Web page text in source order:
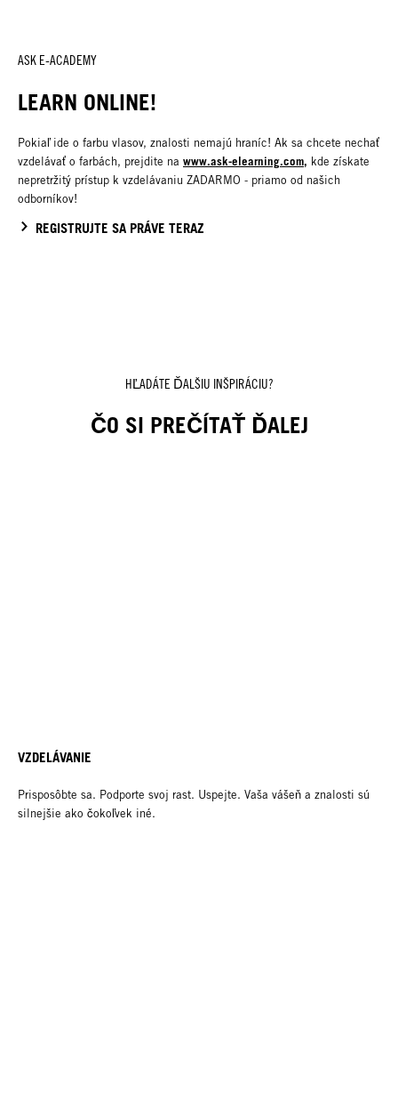
ASK E-ACADEMY
LEARN ONLINE!
Pokiaľ ide o farbu vlasov, znalosti nemajú hraníc! Ak sa chcete nechať
vzdelávať o farbách, prejdite na www.ask-elearning.com, kde získate
nepretržitý prístup k vzdelávaniu ZADARMO - priamo od našich
odborníkov!
REGISTRUJTE SA PRÁVE TERAZ
HĽADÁTE ĎALŠIU INŠPIRÁCIU?
ČO SI PREČÍTAŤ ĎALEJ
VZDELÁVANIE
Prisposôbte sa. Podporte svoj rast. Uspejte. Vaša vášeň a znalosti sú
silnejšie ako čokoľvek iné.